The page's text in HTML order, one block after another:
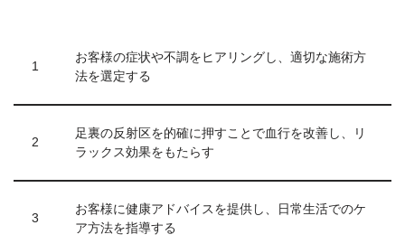
1
お客様の症状や不調をヒアリングし、適切な施術方
法を選定する
2
足裏の反射区を的確に押すことで血行を改善し、リ
ラックス効果をもたらす
3
お客様に健康アドバイスを提供し、日常生活でのケ
ア方法を指導する